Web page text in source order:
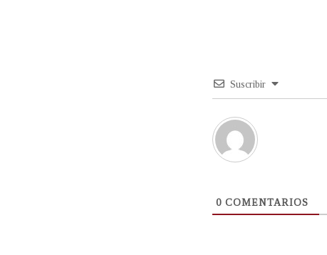
Suscribir
0 COMENTARIOS